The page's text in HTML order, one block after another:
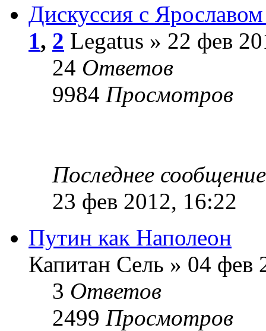
Дискуссия с
1, 2 Legatus » 22 фев
24 Ответов
9984 Просмотров
Последнее
23 фев 2012, 16:22
Путин как Наполеон
Капитан Сель » 04 фев
3 Ответов
2499 Просмотров